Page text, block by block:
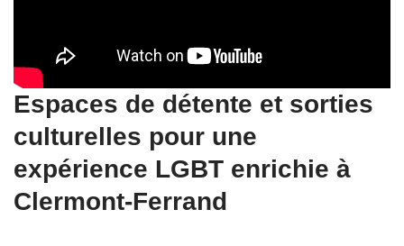
Espaces de détente et sorties
culturelles pour une
expérience LGBT enrichie à
Clermont-Ferrand